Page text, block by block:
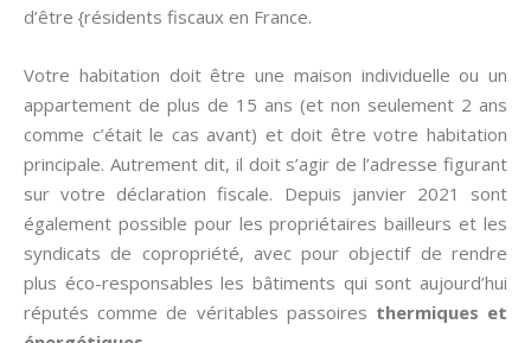
d’être {résidents fiscaux en France.
Votre habitation doit être une maison individuelle ou un
appartement de plus de 15 ans (et non seulement 2 ans
comme c’était le cas avant) et doit être votre habitation
principale. Autrement dit, il doit s’agir de l’adresse figurant
sur votre déclaration fiscale. Depuis janvier 2021 sont
également possible pour les propriétaires bailleurs et les
syndicats de copropriété, avec pour objectif de rendre
plus éco-responsables les bâtiments qui sont aujourd’hui
réputés comme de véritables passoires thermiques et